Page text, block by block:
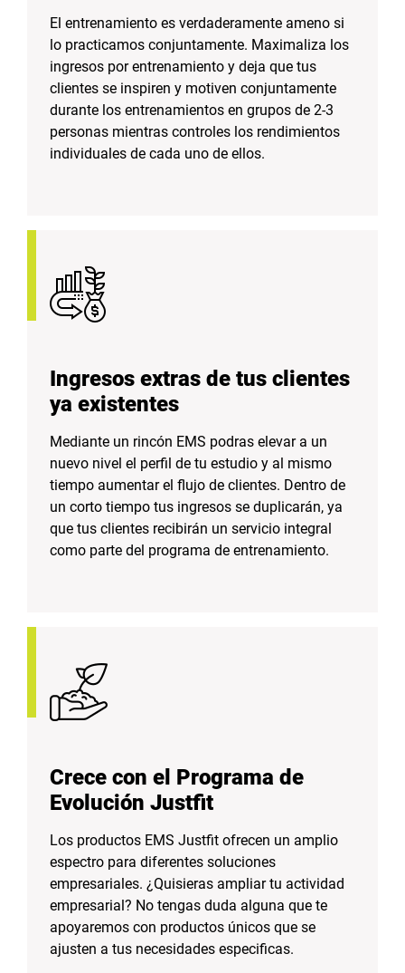
El entrenamiento es verdaderamente ameno si
lo practicamos conjuntamente. Maximaliza los
ingresos por entrenamiento y deja que tus
clientes se inspiren y motiven conjuntamente
durante los entrenamientos en grupos de 2-3
personas mientras controles los rendimientos
individuales de cada uno de ellos.
Ingresos extras de tus clientes
ya existentes
Mediante un rincón EMS podras elevar a un
nuevo nivel el perfil de tu estudio y al mismo
tiempo aumentar el flujo de clientes. Dentro de
un corto tiempo tus ingresos se duplicarán, ya
que tus clientes recibirán un servicio integral
como parte del programa de entrenamiento.
Crece con el Programa de
Evolución Justfit
Los productos EMS Justfit ofrecen un amplio
espectro para diferentes soluciones
empresariales. ¿Quisieras ampliar tu actividad
empresarial? No tengas duda alguna que te
apoyaremos con productos únicos que se
ajusten a tus necesidades especificas.